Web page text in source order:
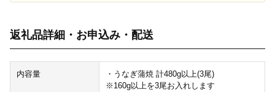
返礼品詳細・お申込み・配送
内容量
・うなぎ蒲焼 計480g以上(3尾)
※160g以上を3尾お入れします